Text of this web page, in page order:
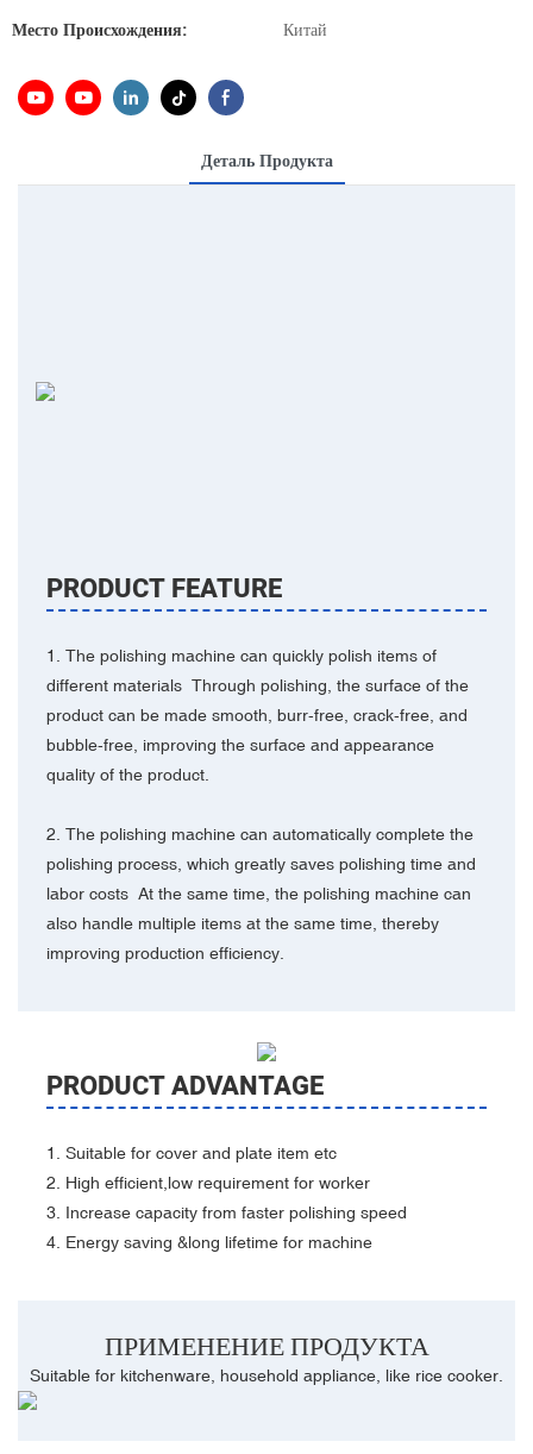
Место Происхождения: Китай
Деталь Продукта
PRODUCT FEATURE
1. The polishing machine can quickly polish items of
different materials Through polishing, the surface of the
product can be made smooth, burr-free, crack-free, and
bubble-free, improving the surface and appearance
quality of the product.
2. The polishing machine can automatically complete the
polishing process, which greatly saves polishing time and
labor costs At the same time, the polishing machine can
also handle multiple items at the same time, thereby
improving production efficiency.
PRODUCT ADVANTAGE
1. Suitable for cover and plate item etc
2. High efficient,low requirement for worker
3. Increase capacity from faster polishing speed
4. Energy saving &long lifetime for machine
ПРИМЕНЕНИЕ ПРОДУКТА
Suitable for kitchenware, household appliance, like rice cooker.